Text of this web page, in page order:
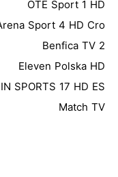
OTE Sport 1 HD
Sport 4 HD Cro
Benfica TV 2
Eleven Polska HD
SPORTS 17 HD ES
Match TV